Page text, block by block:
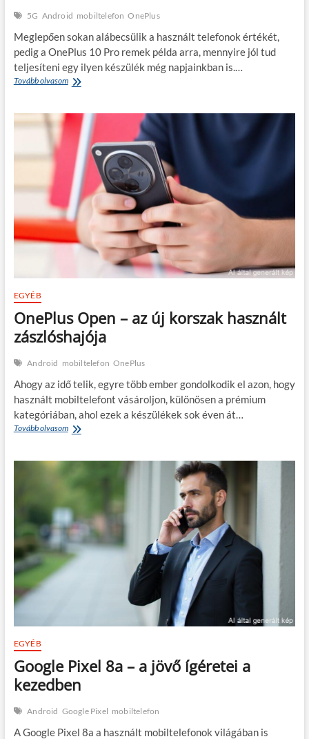
5G Android mobiltelefon OnePlus
Meglepően sokan alábecsülik a használt telefonok értékét,
pedig a OnePlus 10 Pro remek példa arra, mennyire jól tud
teljesíteni egy ilyen készülék még napjainkban is.…
Tovább olvasomOnePlus
–
egy
összerakott
választás
mindennapokhoz.
EGYÉB
OnePlus Open – az új korszak használt
zászlóshajója
Android mobiltelefon OnePlus
Ahogy az idő telik, egyre több ember gondolkodik el azon, hogy
használt mobiltelefont vásároljon, különösen a prémium
kategóriában, ahol ezek a készülékek sok éven át…
Tovább olvasomOnePlus
korszak
zászlóshajója
EGYÉB
Google Pixel 8a – a jövő ígéretei a
kezedben
Android Google Pixel mobiltelefon
A Google Pixel 8a a használt mobiltelefonok világában is